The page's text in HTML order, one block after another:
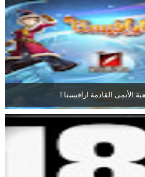
الأنمي القادمة ارافيستا !